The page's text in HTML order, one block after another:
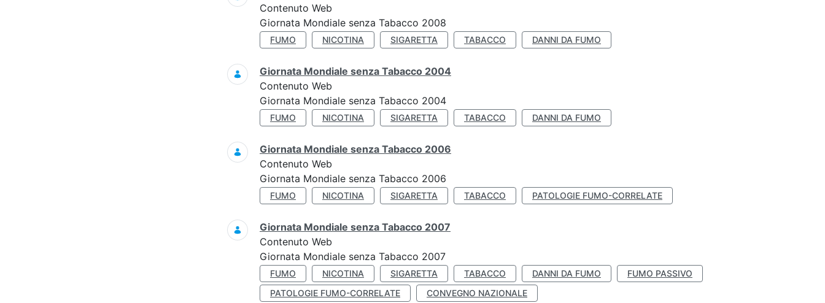
Contenuto Web
Giornata Mondiale senza Tabacco 2008
FUMO NICOTINA SIGARETTA TABACCO DANNI DA FUMO
Giornata Mondiale senza Tabacco 2004
Contenuto Web
Giornata Mondiale senza Tabacco 2004
FUMO NICOTINA SIGARETTA TABACCO DANNI DA FUMO
Giornata Mondiale senza Tabacco 2006
Contenuto Web
Giornata Mondiale senza Tabacco 2006
FUMO NICOTINA SIGARETTA TABACCO PATOLOGIE FUMO-CORRELATE
Giornata Mondiale senza Tabacco 2007
Contenuto Web
Giornata Mondiale senza Tabacco 2007
FUMO NICOTINA SIGARETTA TABACCO DANNI DA FUMO
FUMO PASSIVO
PATOLOGIE FUMO-CORRELATE
CONVEGNO NAZIONALE